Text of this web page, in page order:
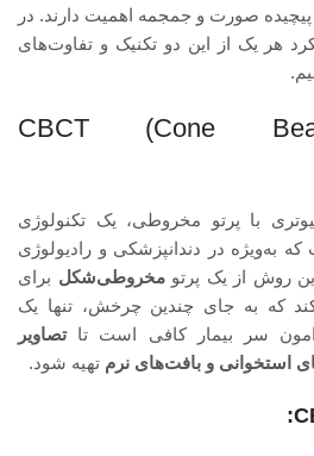
صورت و جمجمه اهمیت دارند. در
هر یک از این دو تکنیک و تفاوت‌های
CBCT (Cone
با پرتو مخروطی، یک تکنولوژی
به‌ویژه در دندانپزشکی و رادیولوژی
روش از یک پرتومخروطی‌شکل برای
که به جای چندین چرخش، تنها یک
سر بیمار کافی است تاتصاویر
استخوانی و بافت‌های نرم تهیه شود.